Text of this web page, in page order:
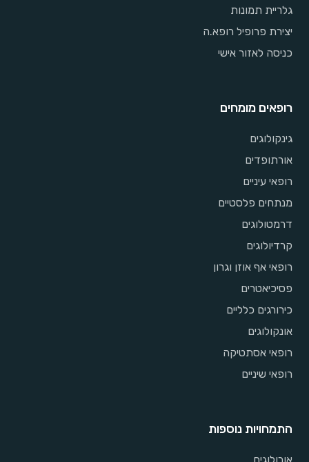
גלריית תמונות
יצירת פרופיל רופא.ה
כניסה לאזור אישי
רופאים מומחים
גינקולוגים
אורתופדים
רופאי עיניים
מנתחים פלסטיים
דרמטולוגים
קרדיולוגים
רופאי אף אוזן וגרון
פסיכיאטרים
כירורגים כלליים
אונקולוגים
רופאי אסתטיקה
רופאי שיניים
התמחויות נוספות